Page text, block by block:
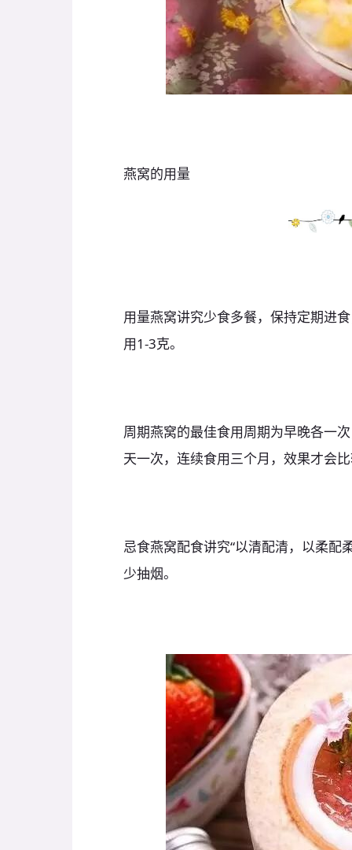
燕窝的用量
用量燕窝讲究少食多餐，保持定期进
用1-3克。
周期燕窝的最佳食用周期为早晚各一
天一次，连续食用三个月，效果才会
忌食燕窝配食讲究“以清配清，以柔配
少抽烟。